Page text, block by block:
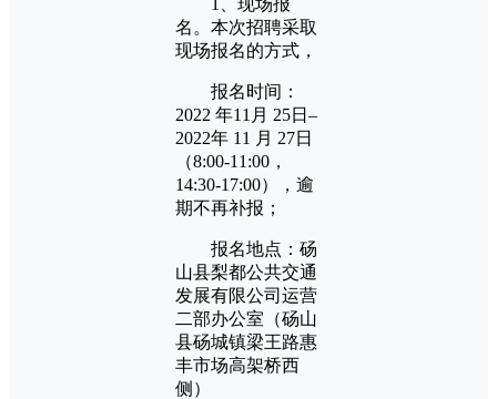
名。本次招聘采取
现场报名的方式，
报名时间：
2022 年11月 25日–
2022年 11 月 27日
（8:00-11:00，
14:30-17:00），逾
期不再补报；
报名地点：砀
山县梨都公共交通
发展有限公司运营
二部办公室（砀山
县砀城镇梁王路惠
丰市场高架桥西
侧）